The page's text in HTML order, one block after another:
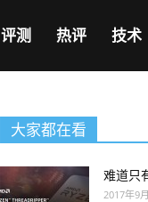
评测 热评 技术
大家都在看
难道只
2017年9